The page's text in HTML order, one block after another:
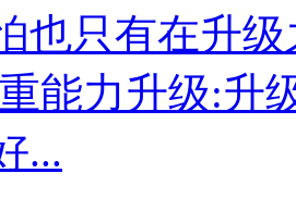
也只有在升
能力升级:升
...